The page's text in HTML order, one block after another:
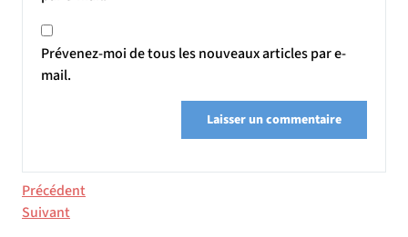
Prévenez-moi de tous les nouveaux articles par e-
mail.
Navigation
de
Article
précédent
Précédent
Article
Suivant